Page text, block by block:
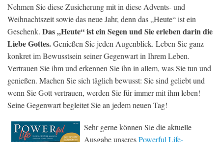
Nehmen Sie diese Zusicherung mit in diese Advents- und
Weihnachtszeit sowie das neue Jahr, denn das „Heute“ ist ein
Geschenk. Das „Heute“ ist ein Segen und Sie erleben darin die
Liebe Gottes.Genießen Sie jeden Augenblick. Leben Sie ganz
konkret im Bewusstsein seiner Gegenwart in Ihrem Leben.
Vertrauen Sie ihm und erkennen Sie ihn in allem, was Sie tun und
genießen. Machen Sie sich täglich bewusst: Sie sind geliebt und
wenn Sie Gott vertrauen, werden Sie für immer mit ihm leben!
Seine Gegenwart begleitet Sie an jedem neuen Tag!
Sehr gerne können Sie die aktuelle
Ausgabe unseresPowerful Life-